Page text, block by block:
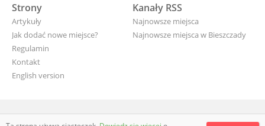
Strony
Artykuły
Jak dodać nowe miejsce?
Regulamin
Kontakt
English version
Kanały RSS
Najnowsze miejsca
Najnowsze miejsca w Bieszczady
wyjade.pl - turystyczna Polska